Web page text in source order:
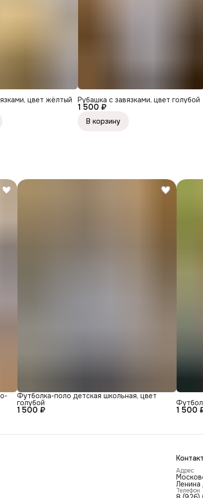
цвет жёлтый
1 500 ₽
Рубашка с завязками, цвет голубой
В корзину
1 500 ₽
Футболка-поло детская школьная, цвет
голубой
1 500
Адрес
Ленина
Телефон